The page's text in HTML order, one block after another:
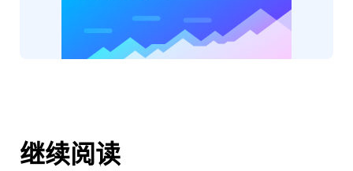
继续阅读